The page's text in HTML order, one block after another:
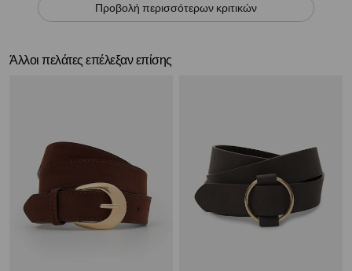
Προβολή περισσότερων κριτικών
Άλλοι πελάτες επέλεξαν επίσης